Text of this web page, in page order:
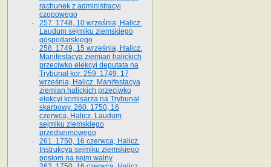
rachunek z administracyi
czopowego
257. 1748, 10 września, Halicz.
Laudum sejmiku ziemskiego
gospodarskiego
258. 1749, 15 września, Halicz.
Manifestacya ziemian halickich
przeciwko elekcyi deputata na
Trybunał kor. 259. 1749, 17
września, Halicz. Manifestacya
ziemian halickich przeciwko
elekcyi komisarza na Trybunał
skarbowy. 260. 1750, 16
czerwca, Halicz. Laudum
sejmiku ziemskiego
przedsejmowego
261. 1750, 16 czerwca, Halicz.
Instrukcya sejmiku ziemskiego
posłom na sejm walny